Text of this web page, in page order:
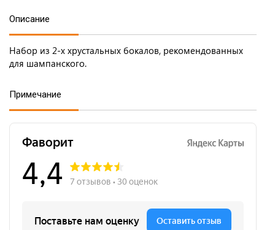
Описание
Набор из 2-х хрустальных бокалов, рекомендованных
для шампанского.
Примечание